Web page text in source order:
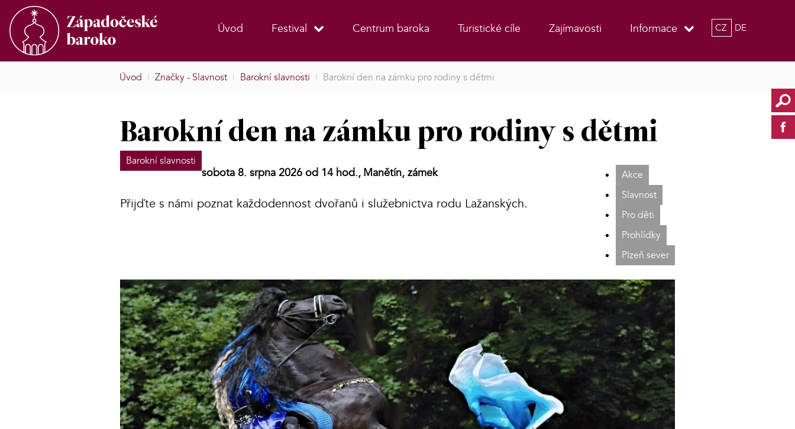
Úvod Festival Centrum baroka Turistické cíle Zajímavosti Informace CZ DE
Úvod | Značky - Slavnost | Barokní slavnosti | Barokní den na zámku pro rodiny s dětmi
Barokní den na zámku pro rodiny s dětmi
Barokní slavnosti
Akce
Slavnost
Pro děti
Prohlídky
Plzeň sever
sobota 8. srpna 2026 od 14 hod., Manětín, zámek
Přijďte s námi poznat každodennost dvořanů i služebnictva rodu Lažanských.